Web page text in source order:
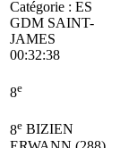
Catégorie : ES
GDM SAINT-
JAMES
00:32:38
8e
8e BIZIEN